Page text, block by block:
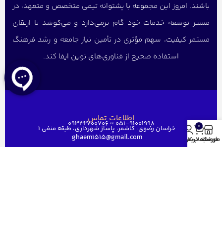
باشند. امروز این مجموعه با پشتوانه تیمی متخصص و متعهد، در
مسیر توسعه خدمات خود گام برمی‌دارد و می‌کوشد با ارتقای
مستمر کیفیت، سهم مؤثری در تأمین نیاز جامعه و رشد فرهنگ
استفاده صحیح از فناوری‌های نوین ایفا کند.
اطلاعات تماس051-91001998 ؛؛ 09332700706
خراسان رضوی، کاشمر، پاساژ شهرداری، طبقه منفی ۱
ghaem1515@gmail.com منوفروشگاه
0
سبد خرید
حساب کاربری من